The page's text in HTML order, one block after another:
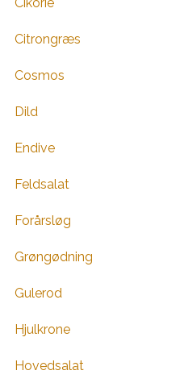
Citrongræs
Cosmos
Dild
Endive
Feldsalat
Forårsløg
Grøngødning
Gulerod
Hjulkrone
Hovedsalat